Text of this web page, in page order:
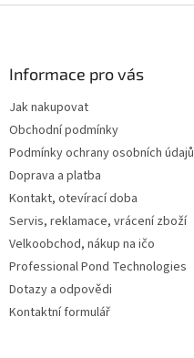
Informace pro vás
Jak nakupovat
Obchodní podmínky
Podmínky ochrany osobních údajů
Doprava a platba
Kontakt, otevírací doba
Servis, reklamace, vrácení zboží
Velkoobchod, nákup na ičo
Professional Pond Technologies
Dotazy a odpovědi
Kontaktní formulář